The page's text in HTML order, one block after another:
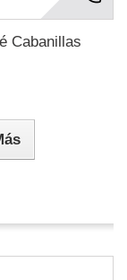
Cabanillas